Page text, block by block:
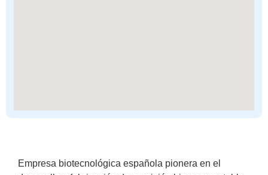
Empresa biotecnológica española pionera en el